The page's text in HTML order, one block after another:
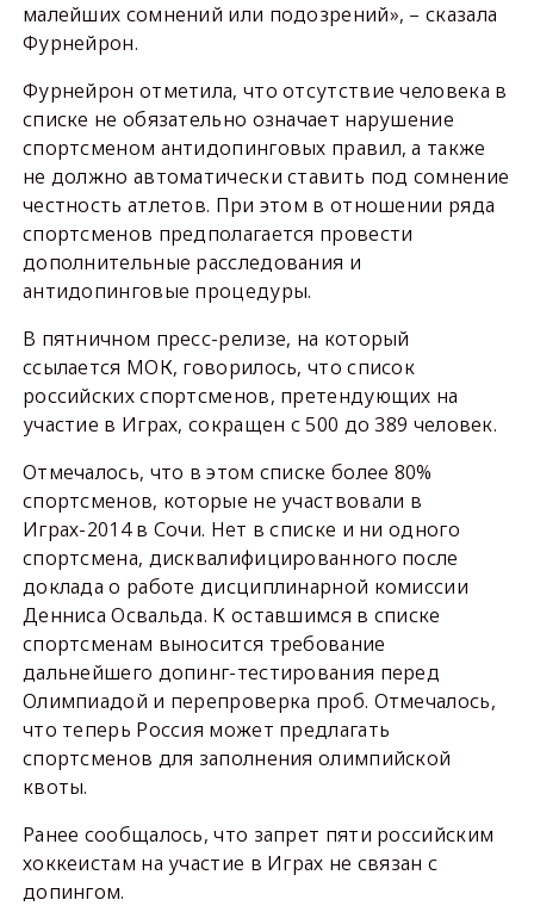
малейших сомнений или подозрений», – сказала
Фурнейрон.
Фурнейрон отметила, что отсутствие человека в
списке не обязательно означает нарушение
спортсменом антидопинговых правил, а также
не должно автоматически ставить под сомнение
честность атлетов. При этом в отношении ряда
спортсменов предполагается провести
дополнительные расследования и
антидопинговые процедуры.
В пятничном пресс-релизе, на который
ссылается МОК, говорилось, что список
российских спортсменов, претендующих на
участие в Играх, сокращен с 500 до 389 человек.
Отмечалось, что в этом списке более 80%
спортсменов, которые не участвовали в
Играх-2014 в Сочи. Нет в списке и ни одного
спортсмена, дисквалифицированного после
доклада о работе дисциплинарной комиссии
Денниса Освальда. К оставшимся в списке
спортсменам выносится требование
дальнейшего допинг-тестирования перед
Олимпиадой и перепроверка проб. Отмечалось,
что теперь Россия может предлагать
спортсменов для заполнения олимпийской
квоты.
Ранее сообщалось, что запрет пяти российским
хоккеистам на участие в Играх не связан с
допингом.